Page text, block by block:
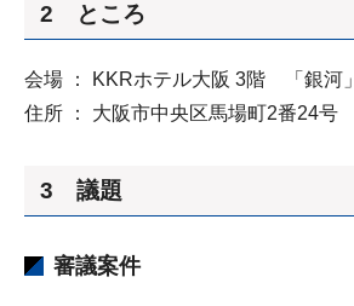
2 ところ
会場 ： KKRホテル大阪 3階 「銀河」
住所 ： 大阪市中央区馬場町2番24号
3 議題
審議案件